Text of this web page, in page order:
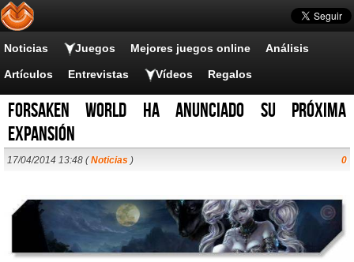
Noticias Juegos Mejores juegos online Análisis
Artículos Entrevistas Vídeos Regalos
Forsaken World ha anunciado su próxima
expansión
17/04/2014 13:48 (Noticias ) 0